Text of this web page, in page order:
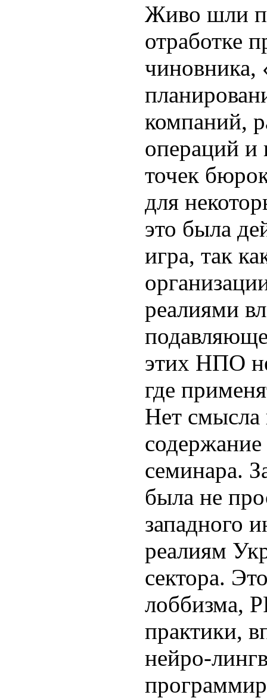
Живо шли
отработке
компаний,
операций и
точек
для
это была
игра, так
реалиями
этих НПО
где
Нет смысла
содержание
семинара.
была не
западного
реалиям
сектора.
лоббизма,
практики,
нейро-